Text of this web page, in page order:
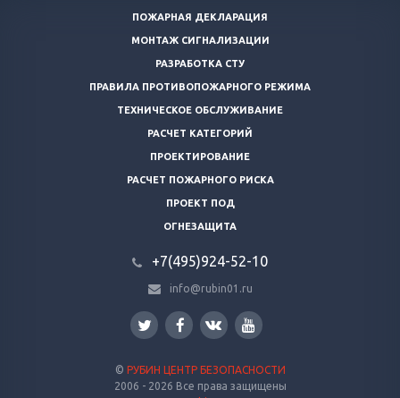
ПОЖАРНАЯ ДЕКЛАРАЦИЯ
МОНТАЖ СИГНАЛИЗАЦИИ
РАЗРАБОТКА СТУ
ПРАВИЛА ПРОТИВОПОЖАРНОГО РЕЖИМА
ТЕХНИЧЕСКОЕ ОБСЛУЖИВАНИЕ
РАСЧЕТ КАТЕГОРИЙ
ПРОЕКТИРОВАНИЕ
РАСЧЕТ ПОЖАРНОГО РИСКА
ПРОЕКТ ПОД
ОГНЕЗАЩИТА
+7(495)924-52-10
info@rubin01.ru
© РУБИН ЦЕНТР БЕЗОПАСНОСТИ
2006 - 2026 Все права защищены